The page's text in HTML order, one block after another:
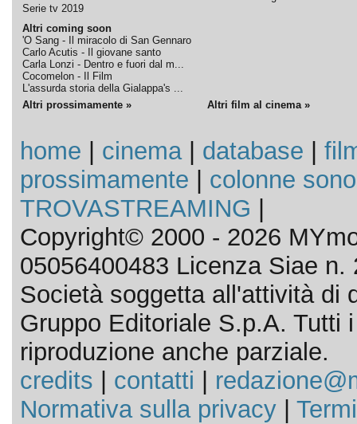
Serie tv 2019
Altri coming soon
'O Sang - Il miracolo di San Gennaro
Carlo Acutis - Il giovane santo
Carla Lonzi - Dentro e fuori dal m...
Cocomelon - Il Film
L'assurda storia della Gialappa's ...
Altri prossimamente » Altri film al cinema »
home cinema| database
prossimamente
colonne
TROVASTREAMING
Copyright© 2000 - 2026
05056400483 Licenza Siae n.
Società soggetta all'attività di
Gruppo Editoriale S.p.A. Tutti
riproduzione anche parziale.
credits
contatti
Normativa sulla privacy|